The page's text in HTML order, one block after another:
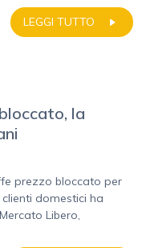
LEGGI TUTTO
la
prezzo bloccato per
domestici ha
Libero,